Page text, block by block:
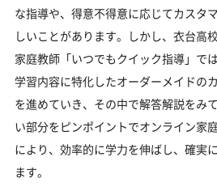
な指導や、得意不得意に応じてカスタ
しいことがあります。しかし、衣台高
家庭教師「いつでもクイック指導」で
学習内容に特化したオーダーメイドの
を進めていき、その中で解答解説をみ
い部分をピンポイントでオンライン家
により、効率的に学力を伸ばし、確実
ます。